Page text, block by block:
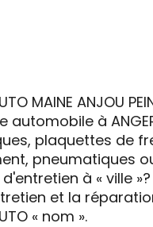
MAINE ANJOU
automobile à
plaquettes de
pneumatiques
à « ville
et la
« nom ».